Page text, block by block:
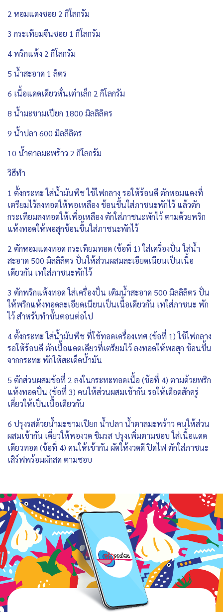
2 หอมแดงซอย 2 กิโลกรัม
3 กระเทียมจีนซอย 1 กิโลกรัม
4 พริกแห้ง 2 กิโลกรัม
5 น้ำสะอาด 1 ลิตร
6 เนื้อแดดเดียวหั่นเต๋าเล็ก 2 กิโลกรัม
8 น้ำมะขามเปียก 1800 มิลลิลิตร
9 น้ำปลา 600 มิลลิลิตร
10 น้ำตาลมะพร้าว 2 กิโลกรัม
วิธีทำ
1 ตั้งกระทะ ใส่น้ำมันพืช ใช้ไฟกลาง รอให้ร้อนดี ตักหอมแดงที่
เตรียมไว้ลงทอดให้พอเหลือง ช้อนขึ้นใส่ภาชนะพักไว้ แล้วตัก
กระเทียมลงทอดให้เพื่อเหลือง ตักใส่ภาชนะพักไว้ ตามด้วยพริก
แห้งทอดให้พอสุกช้อนขึ้นใส่ภาชนะพักไว้
2 ตักหอมแดงทอด กระเทียมทอด (ข้อที่ 1) ใส่เครื่องปั่น ใส่น้ำ
สะอาด 500 มิลลิลิตร ปั่นให้ส่วนผสมละเอียดเนียนเป็นเนื้อ
เดียวกัน เทใส่ภาชนะพักไว้
3 ตักพริกแห้งทอด ใส่เครื่องปั่น เติมน้ำสะอาด 500 มิลลิลิตร ปั่น
ให้พริกแห้งทอดละเอียดเนียนเป็นเนื้อเดียวกัน เทใส่ภาชนะ พัก
ไว้ สำหรับทำขั้นตอนต่อไป
4 ตั้งกระทะ ใส่น้ำมันพืช ที่ใช้ทอดเครื่องเทศ (ข้อที่ 1) ใช้ไฟกลาง
รอให้ร้อนดี ตักเนื้อแดดเดียวที่เตรียมไว้ ลงทอดให้พอสุก ช้อนขึ้น
จากกระทะ พักให้สะเด็ดน้ำมัน
5 ตักส่วนผสมข้อที่ 2 ลงในกระทะทอดเนื้อ (ข้อที่ 4) ตามด้วยพริก
แห้งทอดปั่น (ข้อที่ 3) คนให้ส่วนผสมเข้ากัน รอให้เดือดสักครู่
เคี่ยวให้เป็นเนื้อเดียวกัน
6 ปรุงรสด้วยน้ำมะขามเปียก น้ำปลา น้ำตาลมะพร้าว คนให้ส่วน
ผสมเข้ากัน เคี่ยวให้พองวด ชิมรส ปรุงเพิ่มตามชอบ ใส่เนื้อแดด
เดียวทอด (ข้อที่ 4) คนให้เข้ากัน ผัดให้งวดดี ปิดไฟ ตักใส่ภาชนะ
เสิร์ฟพร้อมผักสด ตามชอบ